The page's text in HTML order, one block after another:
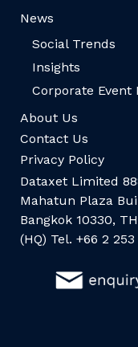
News
Social Trends
Insights
Corporate Event
About Us
Contact Us
Privacy Policy
Dataxet Limited
Mahatun Plaza
Bangkok 10330,
(HQ) Tel. +66 2